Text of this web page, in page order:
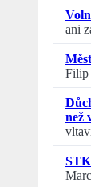
ani
Filip
než